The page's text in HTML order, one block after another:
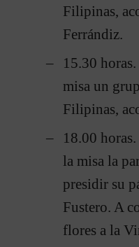
Filipinas,
Ferrándiz.
15.30
misa un
Filipinas,
18.00
la misa la
presidir su
Fustero. A
flores a la